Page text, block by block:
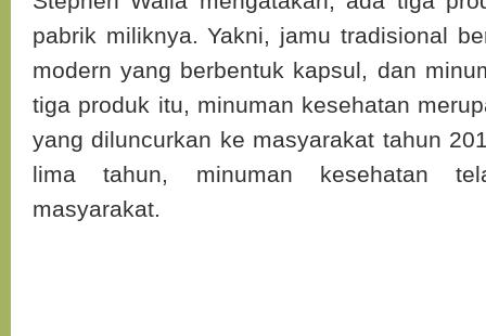
pabrik miliknya. Yakni, jamu tradisional
modern yang berbentuk kapsul, dan
tiga produk itu, minuman kesehatan
yang diluncurkan ke masyarakat tahun
lima tahun, minuman kesehatan
masyarakat.